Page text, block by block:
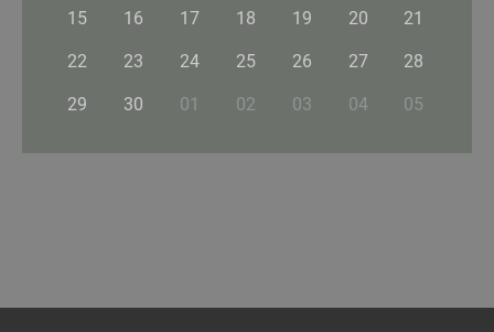
15 16 17 18 19 20 21
22 23 24 25 26 27 28
29 30 01 02 03 04 05